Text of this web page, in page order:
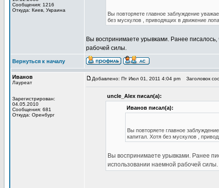
Сообщения: 1216
Откуда: Киев, Украина
Вы повторяете главное заблуждение
без мускулов , приводящих в движение
Вы воспринимаете урывками. Ранее
рабочей силы.
Вернуться к началу
Иванов
Лауреат
Зарегистрирован:
04.05.2010
Сообщения: 681
Откуда: Оренбург
Добавлено: Пт Июл 01, 2011 4:04 pm Заголовок
uncle_Alex писал(а):
Иванов писал(а):
Вы повторяете главное
капитал. Хотя без мускулов ,
Вы воспринимаете урывками. Ранее
использовании наемной рабочей силы.